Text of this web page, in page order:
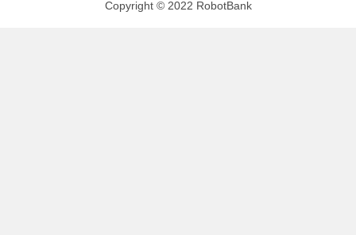
Copyright © 2022 RobotBank